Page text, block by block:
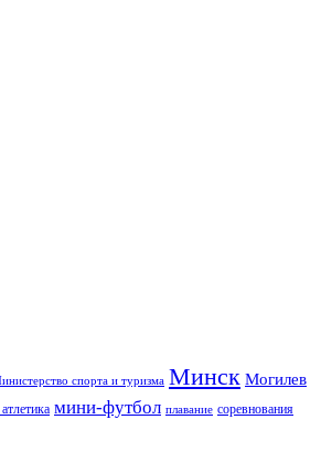
спорта и туризма Минск Могилев
мини-футбол плавание соревнования